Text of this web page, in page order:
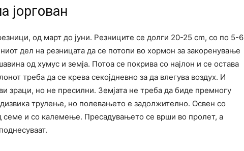
јоргован
од март до јуни. Резниците се долги 20-25 cm, со по 5-6
дел на резницата да се потопи во хормон за закоренување
од хумус и земја. Потоа се покрива со најлон и се остава
треба да се крева секојдневно за да влегува воздух. И
зраци, но не пресилни. Земјата не треба да биде премногу
трулење, но полевањето е задолжително. Освен со
семе и со калемење. Пресадувањето се врши во пролет, а